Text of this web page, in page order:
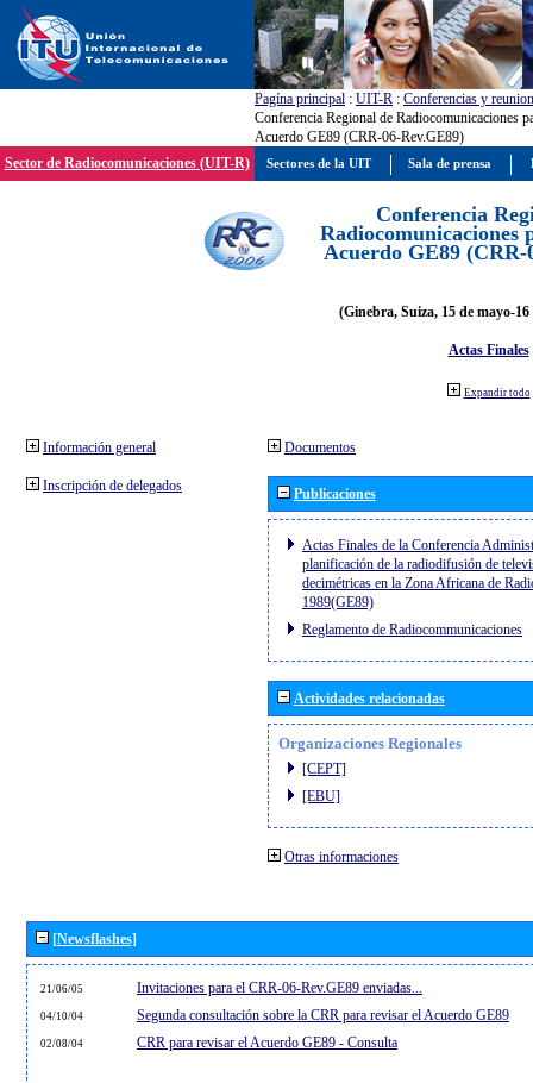
Pagína principal : UIT-R : Conferencias y
Conferencia Regional de Radiocomunicaciones
Acuerdo GE89 (CRR-06-Rev.GE89)
Sector de Radiocomunicaciones (UIT-R)
Conferencia
Radiocomunicaciones
Acuerdo GE89 (CRR-
(Ginebra, Suiza, 15 de mayo-
Actas Finales
Expandir todo
Información general
Inscripción de delegados
Documentos
Publicaciones
Actas Finales de la Conferencia
planificación de la radiodifusión de
decimétricas en la Zona Africana de
1989(GE89)
Reglamento de Radiocommunicaciones
Actividades relacionadas
Organizaciones Regionales
[CEPT]
[EBU]
Otras informaciones
[Newsflashes]
21/06/05 Invitaciones para el CRR-06-Rev.GE89 enviadas...
04/10/04 Segunda consultación sobre la CRR para revisar el Acuerdo GE89
02/08/04 CRR para revisar el Acuerdo GE89 - Consulta
Sectores de la UIT Sala de prensa